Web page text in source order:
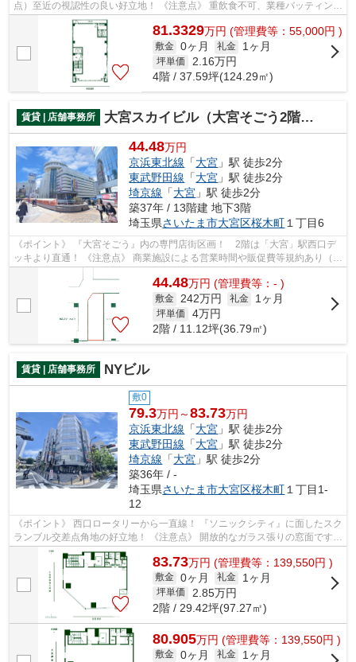
点）至近の視認性の良い好立地！ 《注意点》 重飲食不可、業種バッティング
81.3329万円 (管理費等：55,000円 )
敷金 0ヶ月 礼金 1ヶ月
坪単価 2.16万円
4階 / 37.59坪(124.29㎡)
賃貸 | 店舗事務所 大宮スカイビル（大宮そごう2階専門店街）
44.48万円
京浜東北線 「大宮 」駅 徒歩2分
東武野田線 「大宮 」駅 徒歩2分
埼京線 「大宮 」駅 徒歩2分
築37年 / 13階建 地下3階
埼玉県さいたま市大宮区桜木町 １丁目6
《ポイント》 『大宮そごう』内の専門店街区画！ 2階は「大宮」駅西口デ
ッキより直通！ 《注意点》 商業施設による営業時間や販促費等規約あり（備
44.48万円 (管理費等：- )
敷金 242万円 礼金 1ヶ月
坪単価 4万円
2階 / 11.12坪(36.79㎡)
賃貸 | 店舗事務所 NYビル
敷0
79.3万円～83.73万円
京浜東北線 「大宮 」駅 徒歩2分
東武野田線 「大宮 」駅 徒歩2分
埼京線 「大宮 」駅 徒歩2分
築36年 / -
埼玉県さいたま市大宮区桜木町 １丁目1-
12
《ポイント》 西口ロータリーから一直線！ 『ソニックシティ』に面したスク
ランブル交差点角地の好立地！ 《注意点》 開放的なガラス張りの窓面ですが
遮光を考慮する必要あり
83.73万円 (管理費等：139,550円 )
敷金 0ヶ月 礼金 1ヶ月
坪単価 2.85万円
2階 / 29.42坪(97.27㎡)
80.905万円 (管理費等：139,550円 )
敷金 0ヶ月 礼金 1ヶ月